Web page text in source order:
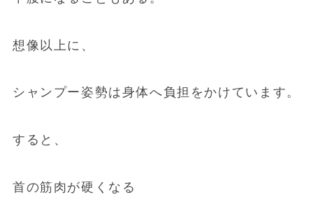
想像以上に、
シャンプー姿勢は身体へ負担をかけています。
すると、
首の筋肉が硬くなる